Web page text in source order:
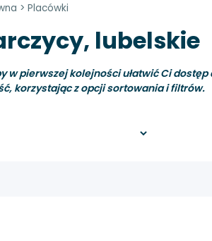
> Placówki
lubelskie
pierwszej kolejności ułatwić Ci
korzystając z opcji sortowania i filtrów.